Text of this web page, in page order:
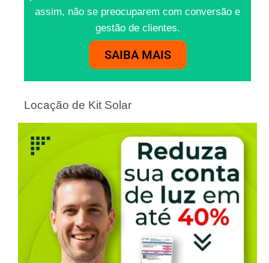
assim, não se preocuparem com conversão e
gestão de clientes.
SAIBA MAIS
Locação de Kit Solar